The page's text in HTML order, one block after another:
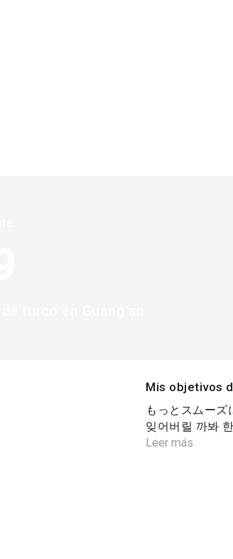
Mis objetivos
もっとスムー
잊어버릴 까봐
Leer más